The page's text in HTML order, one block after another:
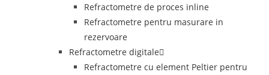
Refractometre de proces inline
Refractometre pentru masurare in
rezervoare
Refractometre digitale
Refractometre cu element Peltier pentru